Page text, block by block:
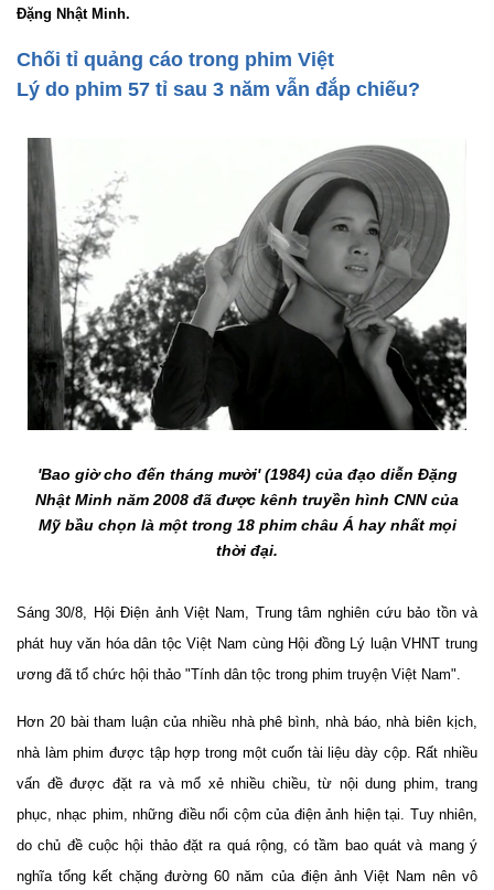
Đặng Nhật Minh.
Chối tỉ quảng cáo trong phim Việt
Lý do phim 57 tỉ sau 3 năm vẫn đắp chiếu?
'Bao giờ cho đến tháng mười' (1984) của đạo diễn Đặng
Nhật Minh năm 2008 đã được kênh truyền hình CNN của
Mỹ bầu chọn là một trong 18 phim châu Á hay nhất mọi
thời đại.
Sáng 30/8, Hội Điện ảnh Việt Nam, Trung tâm nghiên cứu bảo tồn và
phát huy văn hóa dân tộc Việt Nam cùng Hội đồng Lý luận VHNT trung
ương đã tổ chức hội thảo "Tính dân tộc trong phim truyện Việt Nam".
Hơn 20 bài tham luận của nhiều nhà phê bình, nhà báo, nhà biên kịch,
nhà làm phim được tập hợp trong một cuốn tài liệu dày cộp. Rất nhiều
vấn đề được đặt ra và mổ xẻ nhiều chiều, từ nội dung phim, trang
phục, nhạc phim, những điều nổi cộm của điện ảnh hiện tại. Tuy nhiên,
do chủ đề cuộc hội thảo đặt ra quá rộng, có tầm bao quát và mang ý
nghĩa tổng kết chặng đường 60 năm của điện ảnh Việt Nam nên vô